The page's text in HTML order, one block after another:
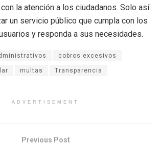
la atención a los ciudadanos. Solo así
un servicio público que cumpla con los
y responda a sus necesidades.
cobros excesivos
multas Transparencia
ADVERTISEMENT
Previous Post